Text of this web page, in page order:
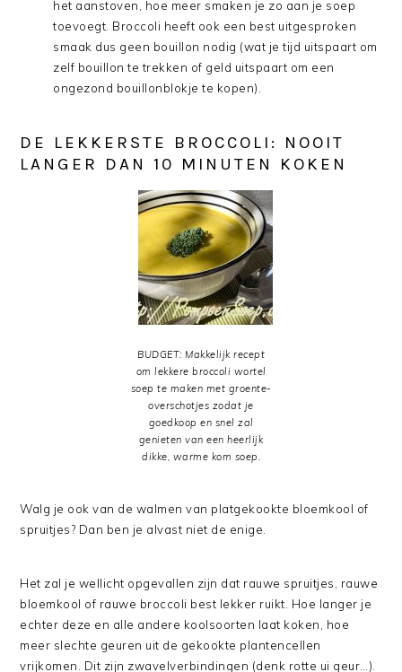
het aanstoven, hoe meer smaken je zo aan je soep
toevoegt. Broccoli heeft ook een best uitgesproken
smaak dus geen bouillon nodig (wat je tijd uitspaart om
zelf bouillon te trekken of geld uitspaart om een
ongezond bouillonblokje te kopen).
DE LEKKERSTE BROCCOLI: NOOIT
LANGER DAN 10 MINUTEN KOKEN
BUDGET: Makkelijk recept
om lekkere broccoli wortel
soep te maken met groente-
overschotjes zodat je
goedkoop en snel zal
genieten van een heerlijk
dikke, warme kom soep.
Walg je ook van de walmen van platgekookte bloemkool of
spruitjes? Dan ben je alvast niet de enige.
Het zal je wellicht opgevallen zijn dat rauwe spruitjes, rauwe
bloemkool of rauwe broccoli best lekker ruikt. Hoe langer je
echter deze en alle andere koolsoorten laat koken, hoe
meer slechte geuren uit de gekookte plantencellen
vrijkomen. Dit zijn zwavelverbindingen (denk rotte ui geur…).